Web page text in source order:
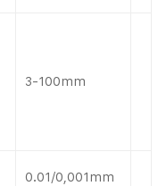
3-100mm
0.01/0,001mm